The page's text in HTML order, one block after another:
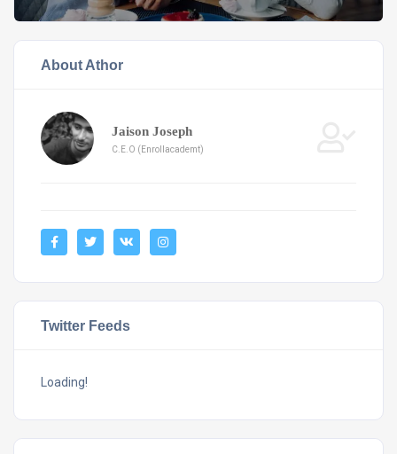
About Athor
Jaison Joseph
C.E.O (Enrollacademt)
Twitter Feeds
Loading!